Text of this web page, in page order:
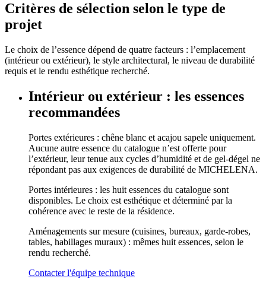
Critères de sélection selon le type de
projet
Le choix de l’essence dépend de quatre facteurs : l’emplacement
(intérieur ou extérieur), le style architectural, le niveau de durabilité
requis et le rendu esthétique recherché.
Intérieur ou extérieur : les essences
recommandées
Portes extérieures : chêne blanc et acajou sapele uniquement.
Aucune autre essence du catalogue n’est offerte pour
l’extérieur, leur tenue aux cycles d’humidité et de gel-dégel ne
répondant pas aux exigences de durabilité de MICHELENA.
Portes intérieures : les huit essences du catalogue sont
disponibles. Le choix est esthétique et déterminé par la
cohérence avec le reste de la résidence.
Aménagements sur mesure (cuisines, bureaux, garde-robes,
tables, habillages muraux) : mêmes huit essences, selon le
rendu recherché.
Contacter l'équipe technique